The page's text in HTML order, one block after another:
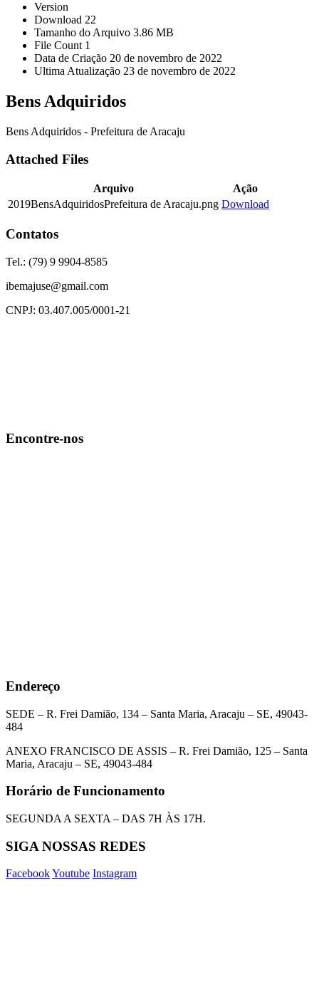
Version
Download 22
Tamanho do Arquivo 3.86 MB
File Count 1
Data de Criação 20 de novembro de 2022
Ultima Atualização 23 de novembro de 2022
Bens Adquiridos
Bens Adquiridos - Prefeitura de Aracaju
Attached Files
Arquivo
Ação
2019BensAdquiridosPrefeitura de Aracaju.png Download
Contatos
Tel.: (79) 9 9904-8585
ibemajuse@gmail.com
CNPJ: 03.407.005/0001-21
Encontre-nos
Endereço
SEDE – R. Frei Damião, 134 – Santa Maria, Aracaju – SE, 49043-
484
ANEXO FRANCISCO DE ASSIS – R. Frei Damião, 125 – Santa
Maria, Aracaju – SE, 49043-484
Horário de Funcionamento
SEGUNDA A SEXTA – DAS 7H ÀS 17H.
SIGA NOSSAS REDES
FacebookYoutube Instagram